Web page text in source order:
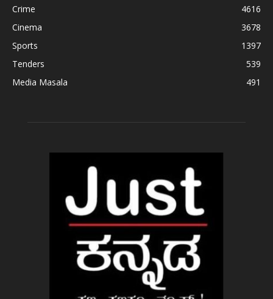
Crime
4616
Cinema
3678
Sports
1397
Tenders
539
Media Masala
491